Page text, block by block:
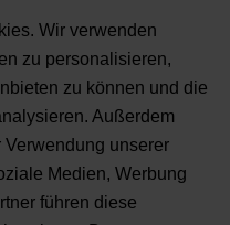
Wir verwenden
zu personalisieren,
zu können und die
Außerdem
Verwendung unserer
Medien, Werbung
führen diese